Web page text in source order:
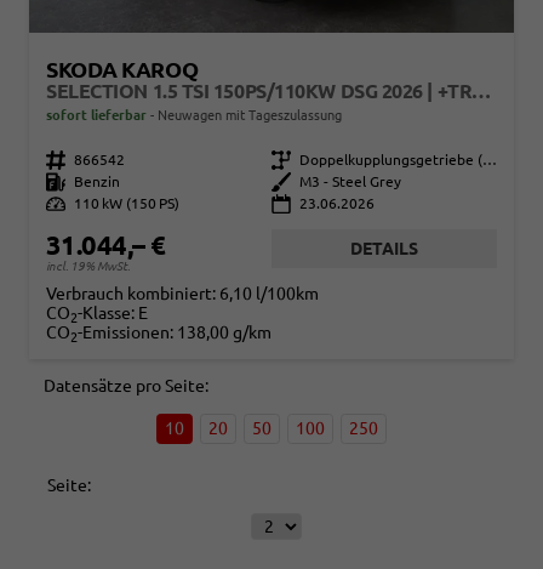
SKODA KAROQ
SELECTION 1.5 TSI 150PS/110KW DSG 2026 | +TRAVELASSIST +RFK & PARKSENSOREN +VAR. GEPÄCKRAUMBODEN
sofort lieferbar Neuwagen mit Tageszulassung
Fahrzeugnr. 866542 Getriebe
Doppelkupplungsgetriebe (DSG)
Kraftstoff
Benzin Außenfarbe
M3 - Steel Grey
Leistung
110 kW (150 PS) 23.06.2026
31.044,– €
incl. 19% MwSt.
DETAILS
Verbrauch kombiniert: 6,10 l/100km
CO2-Klasse: E
CO2-Emissionen: 138,00 g/km
Datensätze pro Seite:
10 20 50 100 250
Seite: